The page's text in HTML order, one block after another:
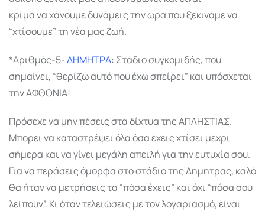
κρίμα να χάνουμε δυνάμεις την ώρα που ξεκινάμε να
“χτίσουμε” τη νέα μας ζωή.
*Αριθμός-5-ΔΗΜΗΤΡΑ: Στάδιο συγκομιδής, που
σημαίνει, “θερίζω αυτό που έχω σπείρει” και υπόσχεται
την ΑΦΘΟΝΙΑ!
Πρόσεχε να μην πέσεις στα δίχτυα της ΑΠΛΗΣΤΙΑΣ.
Μπορεί να καταστρέψει όλα όσα έχεις χτίσει μέχρι
σήμερα και να γίνει μεγάλη απειλή για την ευτυχία σου.
Για να περάσεις όμορφα στο στάδιο της Δήμητρας, καλό
θα ήταν να μετρήσεις τα “πόσα έχεις” και όχι “πόσα σου
λείπουν”. Κι όταν τελειώσεις με τον λογαριασμό, είναι